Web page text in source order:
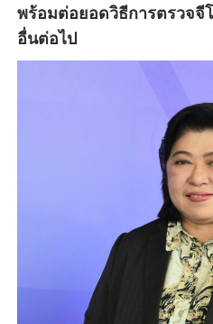
พร้อมต่อยอดวิธีการตรวจจี
อื่นต่อไป